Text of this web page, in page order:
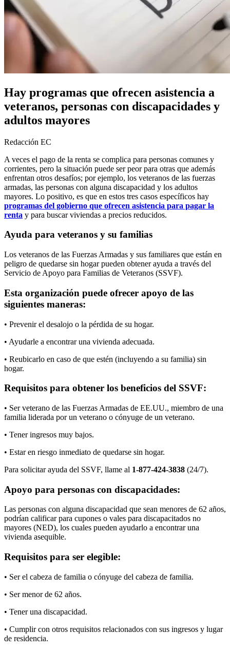
Hay programas que ofrecen asistencia a
veteranos, personas con discapacidades y
adultos mayores
Redacción EC
A veces el pago de la renta se complica para personas comunes y
corrientes, pero la situación puede ser peor para otras que además
enfrentan otros desafíos; por ejemplo, los veteranos de las fuerzas
armadas, las personas con alguna discapacidad y los adultos
mayores. Lo positivo, es que en estos tres casos específicos hay
programas del gobierno que ofrecen asistencia para pagar la
renta y para buscar viviendas a precios reducidos.
Ayuda para veteranos y su familias
Los veteranos de las Fuerzas Armadas y sus familiares que están en
peligro de quedarse sin hogar pueden obtener ayuda a través del
Servicio de Apoyo para Familias de Veteranos (SSVF).
Esta organización puede ofrecer apoyo de las
siguientes maneras:
• Prevenir el desalojo o la pérdida de su hogar.
• Ayudarle a encontrar una vivienda adecuada.
• Reubicarlo en caso de que estén (incluyendo a su familia) sin
hogar.
Requisitos para obtener los beneficios del SSVF:
• Ser veterano de las Fuerzas Armadas de EE.UU., miembro de una
familia liderada por un veterano o cónyuge de un veterano.
• Tener ingresos muy bajos.
• Estar en riesgo inmediato de quedarse sin hogar.
Para solicitar ayuda del SSVF, llame al 1-877-424-3838 (24/7).
Apoyo para personas con discapacidades:
Las personas con alguna discapacidad que sean menores de 62 años,
podrían calificar para cupones o vales para discapacitados no
mayores (NED), los cuales pueden ayudarlo a encontrar una
vivienda asequible.
Requisitos para ser elegible:
• Ser el cabeza de familia o cónyuge del cabeza de familia.
• Ser menor de 62 años.
• Tener una discapacidad.
• Cumplir con otros requisitos relacionados con sus ingresos y lugar
de residencia.